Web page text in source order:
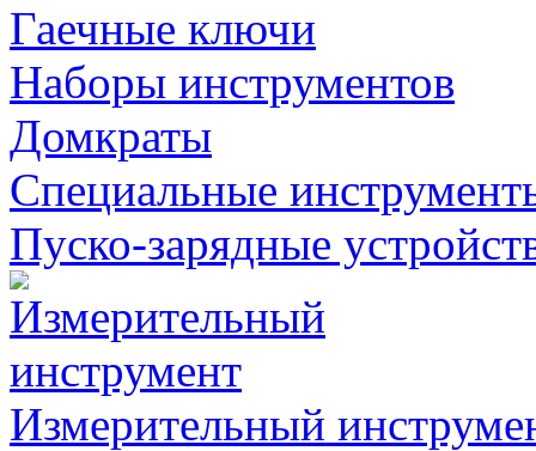
Гаечные ключи
Наборы инструментов
Домкраты
Специальные
Пуско-зарядные
Измерительный